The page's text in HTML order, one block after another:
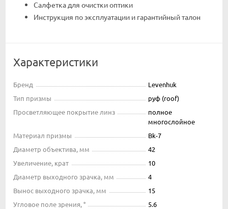
Салфетка для очистки оптики
Инструкция по эксплуатации и гарантийный талон
Характеристики
Бренд
Levenhuk
Тип призмы
руф (roof)
Просветляющее покрытие линз
полное
многослойное
Материал призмы
Bk-7
Диаметр объектива, мм
42
Увеличение, крат
10
Диаметр выходного зрачка, мм
4
Вынос выходного зрачка, мм
15
Угловое поле зрения, °
5.6